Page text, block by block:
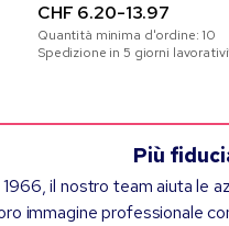
CHF 6.20-13.97
Quantità minima d'ordine: 10
Spedizione in 5 giorni
Più
1966, il nostro team aiuta le
immagine professionale